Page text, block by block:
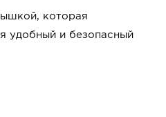
которая
удобный и безопасный